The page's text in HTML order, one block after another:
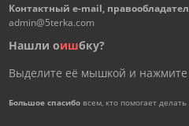
Контактный e-mail,
admin@5terka.com
Нашли оишбку?
Выделите её мышкой и нажмите
Большое спасибовсем, кто помогает